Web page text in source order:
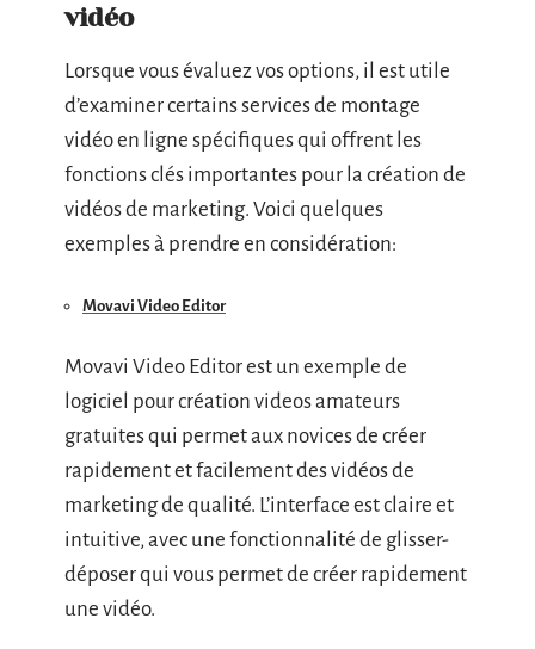
vidéo
Lorsque vous évaluez vos options, il est utile
d’examiner certains services de montage
vidéo en ligne spécifiques qui offrent les
fonctions clés importantes pour la création de
vidéos de marketing. Voici quelques
exemples à prendre en considération:
Movavi Video Editor
Movavi Video Editor est un exemple de
logiciel pour création videos amateurs
gratuites qui permet aux novices de créer
rapidement et facilement des vidéos de
marketing de qualité. L’interface est claire et
intuitive, avec une fonctionnalité de glisser-
déposer qui vous permet de créer rapidement
une vidéo.